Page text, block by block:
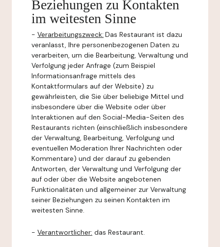
Beziehungen zu Kontakten
im weitesten Sinne
- Verarbeitungszweck: Das Restaurant ist dazu
veranlasst, Ihre personenbezogenen Daten zu
verarbeiten, um die Bearbeitung, Verwaltung und
Verfolgung jeder Anfrage (zum Beispiel
Informationsanfrage mittels des
Kontaktformulars auf der Website) zu
gewährleisten, die Sie über beliebige Mittel und
insbesondere über die Website oder über
Interaktionen auf den Social-Media-Seiten des
Restaurants richten (einschließlich insbesondere
der Verwaltung, Bearbeitung, Verfolgung und
eventuellen Moderation Ihrer Nachrichten oder
Kommentare) und der darauf zu gebenden
Antworten, der Verwaltung und Verfolgung der
auf oder über die Website angebotenen
Funktionalitäten und allgemeiner zur Verwaltung
seiner Beziehungen zu seinen Kontakten im
weitesten Sinne.
- Verantwortlicher: das Restaurant.